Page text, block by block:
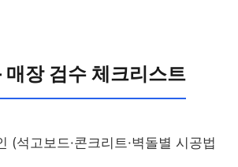
장 검수 체크리스트
(석고보드·콘크리트·벽돌별 시공법